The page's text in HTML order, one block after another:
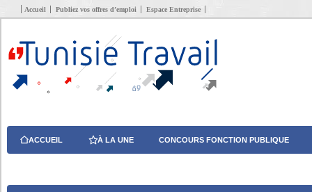
Accueil Publiez vos offres d’emploi Espace Entreprise
ACCUEIL À LA UNE CONCOURS FONCTION PUBLIQUE